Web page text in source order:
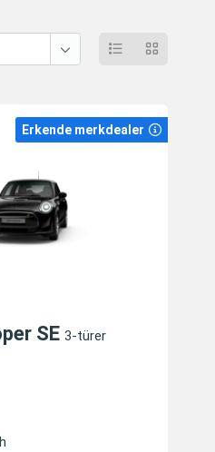
Erkende merkdealer
SE 3-türer